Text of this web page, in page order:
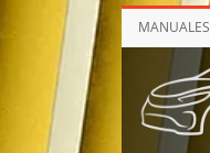
MANUALES